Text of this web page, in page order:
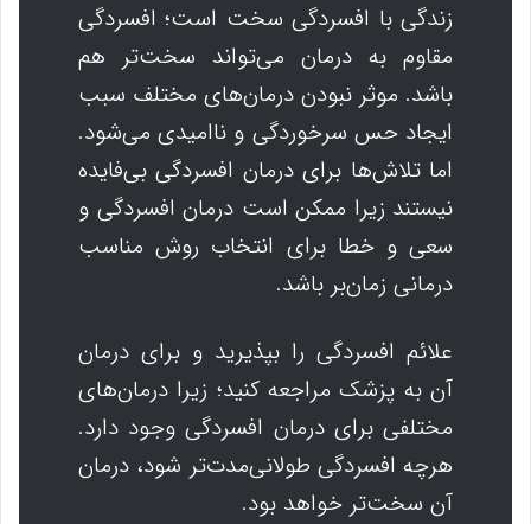
زندگی با افسردگی سخت است؛ افسردگی
مقاوم به درمان می‌تواند سخت‌تر هم
باشد. موثر نبودن درمان‌های مختلف سبب
ایجاد حس سرخوردگی و ناامیدی می‌شود.
اما تلاش‌ها برای درمان افسردگی بی‌فایده
نیستند زیرا ممکن است درمان افسردگی و
سعی و خطا برای انتخاب روش مناسب
درمانی زمان‌بر باشد.
علائم افسردگی را بپذیرید و برای درمان
آن به پزشک مراجعه کنید؛ زیرا درمان‌های
مختلفی برای درمان افسردگی وجود دارد.
هرچه افسردگی طولانی‌مدت‌تر شود، درمان
آن سخت‌تر خواهد بود.